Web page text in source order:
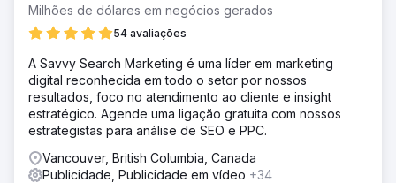
Resultado
Crescimento de 160% nas 10 principais palavras-chave
Mais de 23 mil visitas ao site Palavras-chave entre as 3
primeiras: +46% Palavras-chave entre as 10 primeiras:
+160% Visualizações (em libras esterlinas): +30% Visitas
ao site: +30%
Ir para a página da agência
Milhões de dólares em negócios gerados
54 avaliações
A Savvy Search Marketing é uma líder em marketing
digital reconhecida em todo o setor por nossos
resultados, foco no atendimento ao cliente e insight
estratégico. Agende uma ligação gratuita com nossos
estrategistas para análise de SEO e PPC.
Vancouver, British Columbia, Canada
Publicidade, Publicidade em vídeo +34